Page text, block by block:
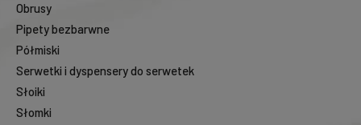
Obrusy
Pipety bezbarwne
Półmiski
Serwetki i dyspensery do serwetek
Słoiki
Słomki